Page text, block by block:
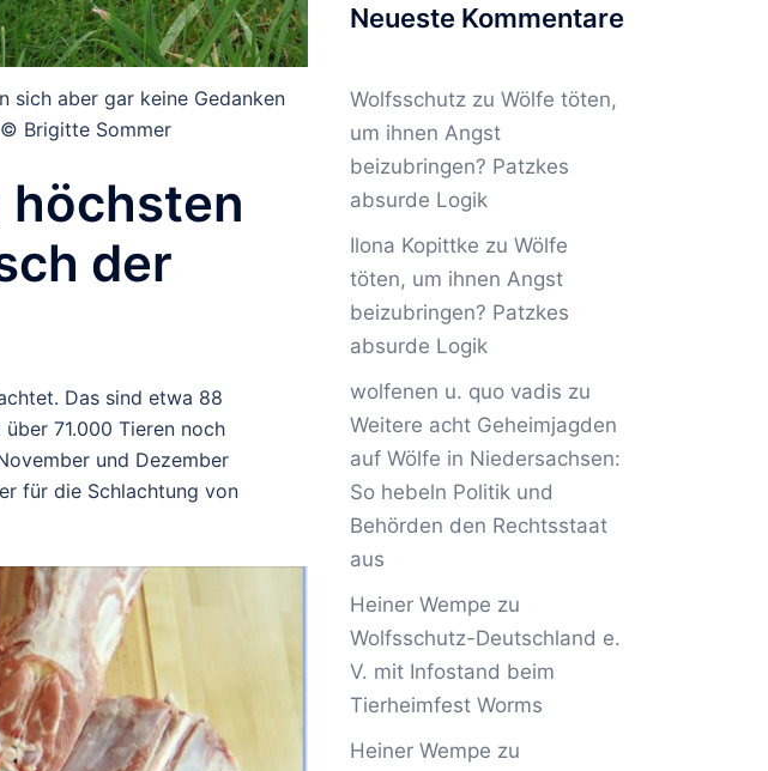
sich aber gar keine Gedanken
Brigitte Sommer
höchsten
der
Das sind etwa 88
71.000 Tieren noch
und Dezember
für die Schlachtung von
Neueste Kommentare
Wolfsschutzzu Wölfe töten,
um ihnen Angst
beizubringen? Patzkes
absurde Logik
Ilona Kopittke zu Wölfe
töten, um ihnen Angst
beizubringen? Patzkes
absurde Logik
wolfenen u. quo vadis zu
Weitere acht Geheimjagden
auf Wölfe in Niedersachsen:
So hebeln Politik und
Behörden den Rechtsstaat
aus
Heiner Wempe zu
Wolfsschutz-Deutschland e.
V. mit Infostand beim
Tierheimfest Worms
Heiner Wempe zu